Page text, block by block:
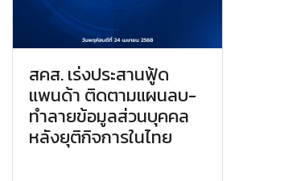
สคส. เร่งประสานฟู้ด
แพนด้า ติดตามแผนลบ-
ทำลายข้อมูลส่วนบุคคล
หลังยุติกิจการในไทย